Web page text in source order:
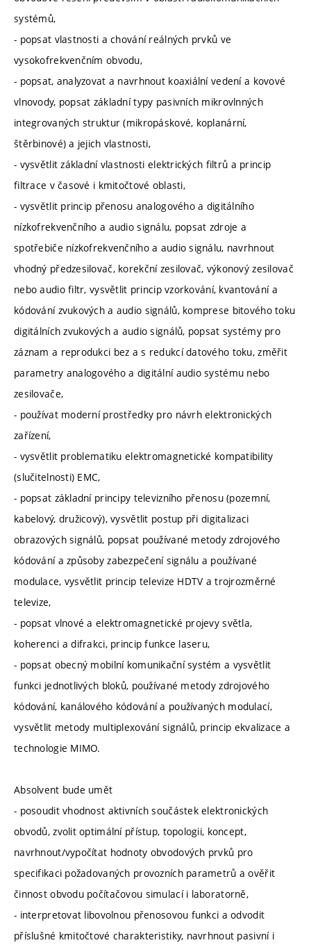
systémů,
- popsat vlastnosti a chování reálných prvků ve
vysokofrekvenčním obvodu,
- popsat, analyzovat a navrhnout koaxiální vedení a kovové
vlnovody, popsat základní typy pasivních mikrovlnných
integrovaných struktur (mikropáskové, koplanární,
štěrbinové) a jejich vlastnosti,
- vysvětlit základní vlastnosti elektrických filtrů a princip
filtrace v časové i kmitočtové oblasti,
- vysvětlit princip přenosu analogového a digitálního
nízkofrekvenčního a audio signálu, popsat zdroje a
spotřebiče nízkofrekvenčního a audio signálu, navrhnout
vhodný předzesilovač, korekční zesilovač, výkonový zesilovač
nebo audio filtr, vysvětlit princip vzorkování, kvantování a
kódování zvukových a audio signálů, komprese bitového toku
digitálních zvukových a audio signálů, popsat systémy pro
záznam a reprodukci bez a s redukcí datového toku, změřit
parametry analogového a digitální audio systému nebo
zesilovače,
- používat moderní prostředky pro návrh elektronických
zařízení,
- vysvětlit problematiku elektromagnetické kompatibility
(slučitelnosti) EMC,
- popsat základní principy televizního přenosu (pozemní,
kabelový, družicový), vysvětlit postup při digitalizaci
obrazových signálů, popsat používané metody zdrojového
kódování a způsoby zabezpečení signálu a používané
modulace, vysvětlit princip televize HDTV a trojrozměrné
televize,
- popsat vlnové a elektromagnetické projevy světla,
koherenci a difrakci, princip funkce laseru,
- popsat obecný mobilní komunikační systém a vysvětlit
funkci jednotlivých bloků, používané metody zdrojového
kódování, kanálového kódování a používaných modulací,
vysvětlit metody multiplexování signálů, princip ekvalizace a
technologie MIMO.
Absolvent bude umět
- posoudit vhodnost aktivních součástek elektronických
obvodů, zvolit optimální přístup, topologii, koncept,
navrhnout/vypočítat hodnoty obvodových prvků pro
specifikaci požadovaných provozních parametrů a ověřit
činnost obvodu počítačovou simulací i laboratorně,
- interpretovat libovolnou přenosovou funkci a odvodit
příslušné kmitočtové charakteristiky, navrhnout pasivní i